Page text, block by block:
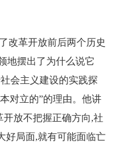
改革开放前后两个历史
地摆出了为什么说它
会主义建设的实践探
对立的”的理由。他讲
放不把握正确方向,社
好局面,就有可能面临亡